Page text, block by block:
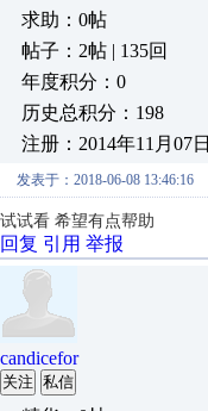
求助：0帖
帖子：2帖 | 135回
年度积分：0
历史总积分：198
注册：2014年11月07日
发表于：2018-06-08 13:46:16
试试看 希望有点帮助
回复 引用 举报
candicefor
关注 私信